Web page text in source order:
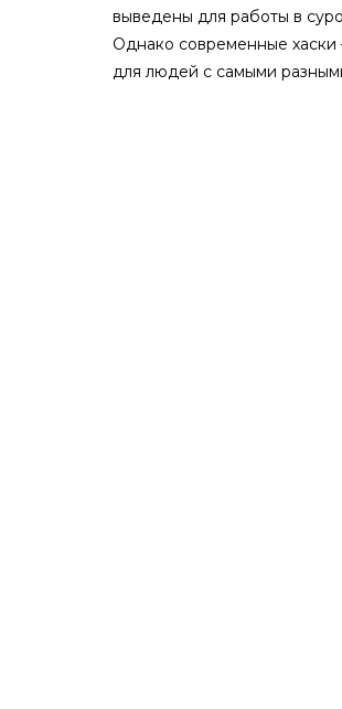
выведены для работы в
Однако современные хаски
для людей с самыми